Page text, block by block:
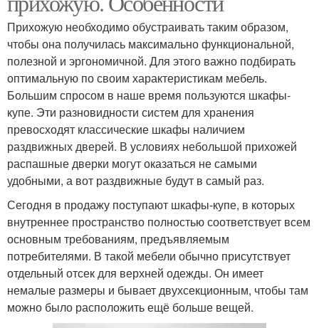
Прихожую необходимо обустраивать таким образом,
чтобы она получилась максимально функциональной,
полезной и эргономичной. Для этого важно подбирать
оптимальную по своим характеристикам мебель.
Большим спросом в наше время пользуются шкафы-
купе. Эти разновидности систем для хранения
превосходят классические шкафы наличием
раздвижных дверей. В условиях небольшой прихожей
распашные дверки могут оказаться не самыми
удобными, а вот раздвижные будут в самый раз.
Сегодня в продажу поступают шкафы-купе, в которых
внутреннее пространство полностью соответствует всем
основным требованиям, предъявляемым
потребителями. В такой мебели обычно присутствует
отдельный отсек для верхней одежды. Он имеет
немалые размеры и бывает двухсекционным, чтобы там
можно было расположить ещё больше вещей.